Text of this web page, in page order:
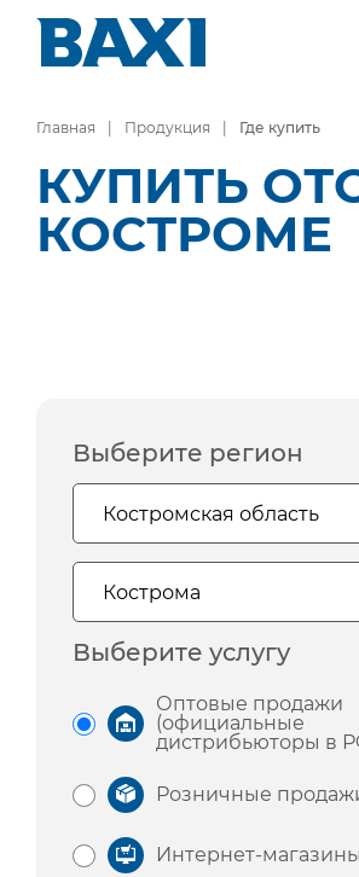
Главная Продукция Где купить
КУПИТЬ
КОСТРОМЕ
Выберите регион
Выберите услугу
Оптовые продажи
(официальные
дистрибьюторы в
Розничные
Интернет-магазины